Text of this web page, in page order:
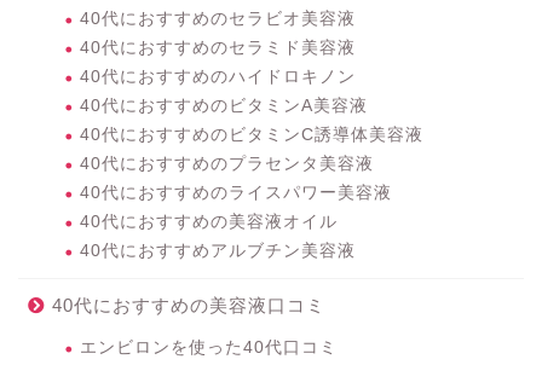
40代におすすめのセラビオ美容液
40代におすすめのセラミド美容液
40代におすすめのハイドロキノン
40代におすすめのビタミンA美容液
40代におすすめのビタミンC誘導体美容液
40代におすすめのプラセンタ美容液
40代におすすめのライスパワー美容液
40代におすすめの美容液オイル
40代におすすめアルブチン美容液
40代におすすめの美容液口コミ
エンビロンを使った40代口コミ